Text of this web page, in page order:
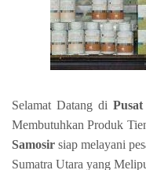
Selamat Datang di
Membutuhkan Produk
Samosir siap melayani
Sumatra Utara yang